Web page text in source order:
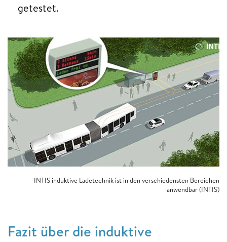
getestet.
INTIS induktive Ladetechnik ist in den verschiedensten Bereichen
anwendbar (INTIS)
Fazit über die induktive